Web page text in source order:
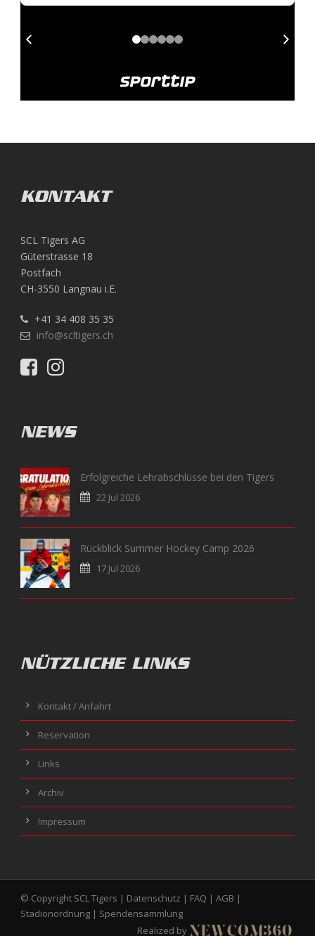
KONTAKT
SCL Tigers AG
Güterstrasse 18
Postfach
CH-3550 Langnau i.E.
+41 34 408 35 35
info@scltigers.ch
NEWS
Erfolgreiche Lehrabschlüsse bei den Tigers
22 Jul 2026
Rückblick Summer Hockey Camp 2026
17 Jul 2026
NÜTZLICHE LINKS
Kontakt / Anfahrt
Reservation
Links
Archiv
Impressum
© Copyright SCL Tigers | Datenschutz | FAQ | AGB |
Stadionordnung | Spendensammlung
Realized by